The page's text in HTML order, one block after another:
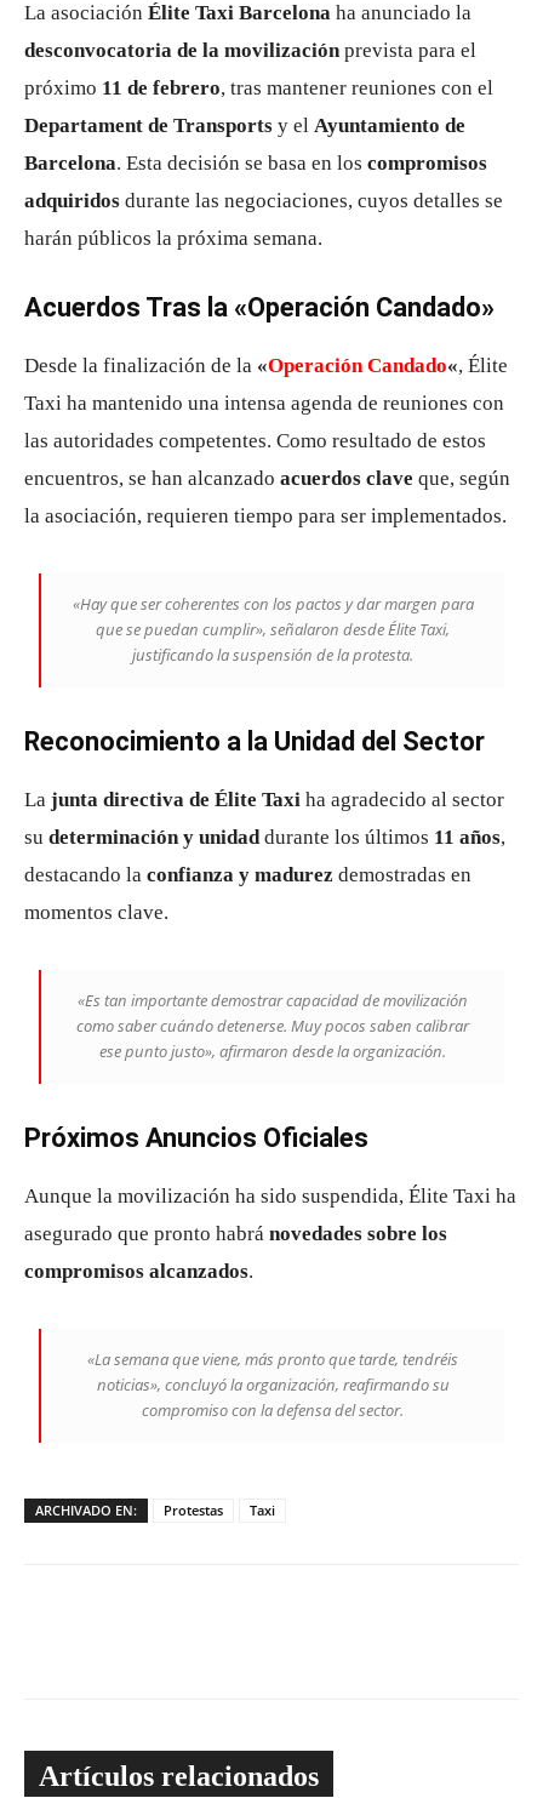
La asociación Élite Taxi Barcelona ha anunciado la
desconvocatoria de la movilizaciónprevista para el
próximo 11 de febrero, tras mantener reuniones con el
Departament de Transports y el Ayuntamiento de
Barcelona. Esta decisión se basa en los compromisos
adquiridos durante las negociaciones, cuyos detalles se
harán públicos la próxima semana.
Acuerdos Tras la «Operación Candado»
Desde la finalización de la «Operación Candado«, Élite
Taxi ha mantenido una intensa agenda de reuniones con
las autoridades competentes. Como resultado de estos
encuentros, se han alcanzado acuerdos clave que, según
la asociación, requieren tiempo para ser implementados.
«Hay que ser coherentes con los pactos y dar margen para
que se puedan cumplir», señalaron desde Élite Taxi,
justificando la suspensión de la protesta.
Reconocimiento a la Unidad del Sector
La junta directiva de Élite Taxi ha agradecido al sector
su determinación y unidaddurante los últimos 11 años,
destacando la confianza y madurez demostradas en
momentos clave.
«Es tan importante demostrar capacidad de movilización
como saber cuándo detenerse. Muy pocos saben calibrar
ese punto justo», afirmaron desde la organización.
Próximos Anuncios Oficiales
Aunque la movilización ha sido suspendida, Élite Taxi ha
asegurado que pronto habrá novedades sobre los
compromisos alcanzados.
«La semana que viene, más pronto que tarde, tendréis
noticias», concluyó la organización, reafirmando su
compromiso con la defensa del sector.
ARCHIVADO EN: Protestas Taxi
Artículos relacionados